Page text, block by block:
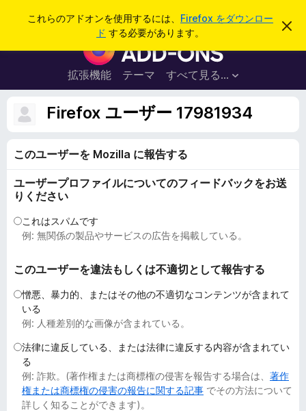
これらのアドオンを使用するには、 Firefox をダウンロー
ド する必要があります。
こ
を
F
i
r
e
f
ブ
ウ
ア
オ
拡張機能 テーマ すべて見る...
ログイン
Firefox ユーザー 17981934
このユーザーを Mozilla に報告する
ユーザープロファイルについてのフィードバックをお送
りください
これはスパムです
例: 無関係の製品やサービスの広告を掲載している。
このユーザーを違法もしくは不適切として報告する
憎悪、暴力的、またはその他の不適切なコンテンツが含まれて
いる
例: 人種差別的な画像が含まれている。
法律に違反している、または法律に違反する内容が含まれてい
る
例: 詐欺。(著作権または商標権の侵害を報告する場合は、 著作
権または商標権の侵害の報告に関する記事 でその方法について
詳しく知ることができます)。